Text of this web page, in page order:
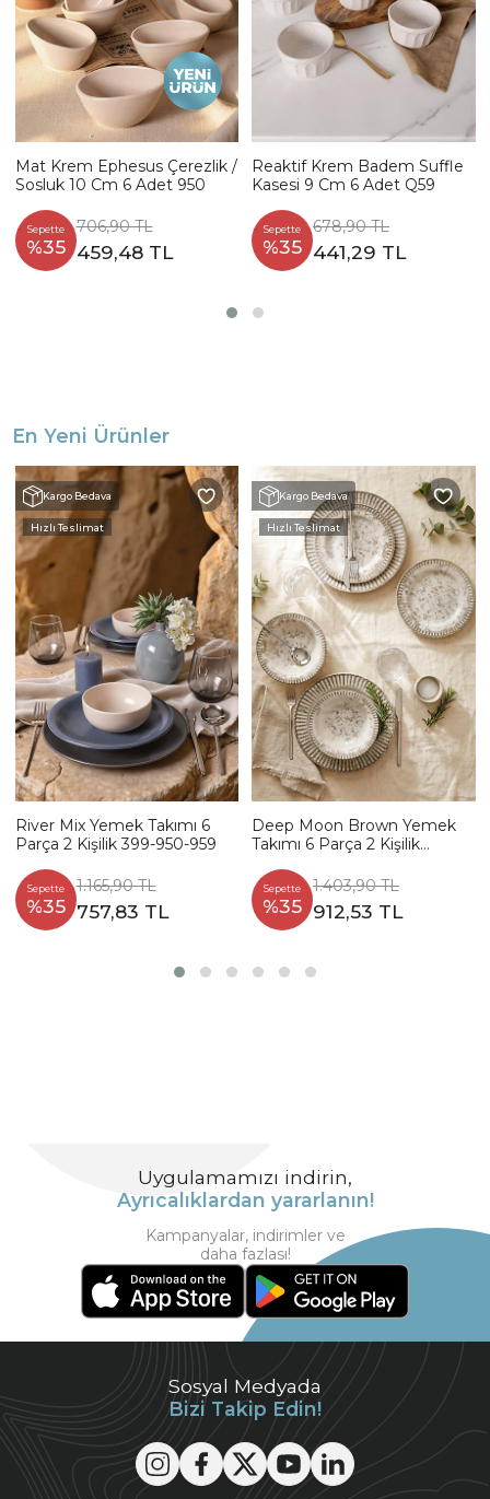
Mat Krem Ephesus Çerezlik /
Sosluk 10 Cm 6 Adet 950
Sepette
%35
706,90 TL
459,48 TL
Reaktif Krem Badem Suffle
Kasesi 9 Cm 6 Adet Q59
Sepette
%35
678,90 TL
441,29 TL
En Yeni Ürünler
Kargo Bedava
Hızlı Teslimat
River Mix Yemek Takımı 6
Parça 2 Kişilik 399-950-959
Sepette
%35
1.165,90 TL
757,83 TL
Kargo Bedava
Hızlı Teslimat
Deep Moon Brown Yemek
Takımı 6 Parça 2 Kişilik
Sepette
%35
1.403,90 TL
912,53 TL
Sosyal Medyada
Bizi Takip Edin!
Uygulamamızı indirin,
Ayrıcalıklardan yararlanın!
Kampanyalar, indirimler ve
daha fazlası!